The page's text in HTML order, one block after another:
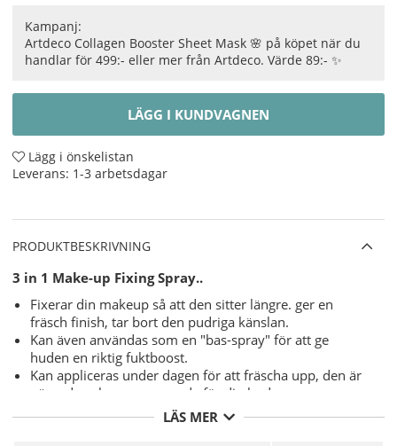
Kampanj:
Artdeco Collagen Booster Sheet Mask 🌸 på köpet när du
handlar för 499:- eller mer från Artdeco. Värde 89:- ✨
LÄGG I KUNDVAGNEN
Lägg i önskelistan
Leverans: 1-3 arbetsdagar
PRODUKTBESKRIVNING
3 in 1 Make-up Fixing Spray..
Fixerar din makeup så att den sitter längre. ger en
fräsch finish, tar bort den pudriga känslan.
Kan även användas som en "bas-spray" för att ge
huden en riktig fuktboost.
Kan appliceras under dagen för att fräscha upp, den är
närande och regenererande för din hud.
Användning- Håll 3 in1 Primer & Make-up Fixing Spray ca
LÄS MER